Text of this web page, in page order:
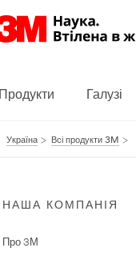
Продукти Галузі
Україна Всі продукти 3M
НАША КОМПАНІЯ
Про 3М